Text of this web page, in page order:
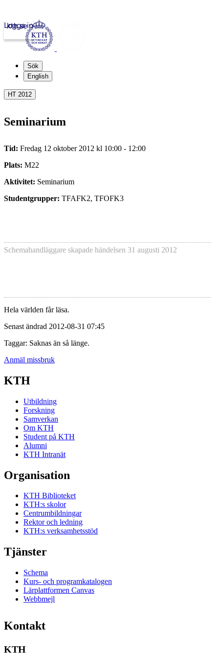
kth.se
Logga in
Sök
English
HT 2012
Seminarium
Tid: Fredag 12 oktober 2012 kl 10:00 - 12:00
Plats: M22
Aktivitet: Seminarium
Studentgrupper: TFAFK2, TFOFK3
Schemahandläggare skapade händelsen 31 augusti 2012
Hela världen får läsa.
Senast ändrad 2012-08-31 07:45
Taggar: Saknas än så länge.
Anmäl missbruk
KTH
Utbildning
Forskning
Samverkan
Om KTH
Student på KTH
Alumni
KTH Intranät
Organisation
KTH Biblioteket
KTH:s skolor
Centrumbildningar
Rektor och ledning
KTH:s verksamhetsstöd
Tjänster
Schema
Kurs- och programkatalogen
Lärplattformen Canvas
Webbmejl
Kontakt
KTH